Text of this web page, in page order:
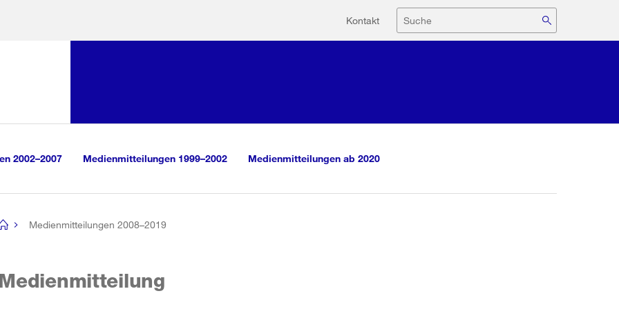
Hilfsnavigation
Kontakt Suche
2002–2007 Medienmitteilungen 1999–2002 Medienmitteilungen ab 2020
Medienmitteilungen 2008–2019